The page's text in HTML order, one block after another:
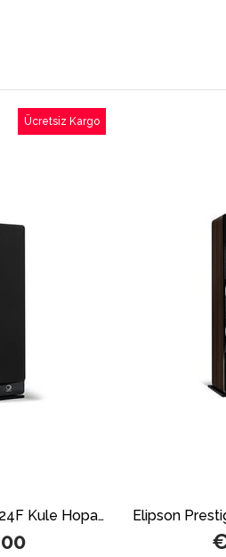
Elipson Prestige Facet 24F Kule Hoparlör Siyah
Ücretsiz Kargo